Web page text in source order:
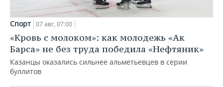
Спорт 07 авг, 07:00
«Кровь с молоком»: как молодежь «Ак
Барса» не без труда победила «Нефтяник»
Казанцы оказались сильнее альметьевцев в серии
буллитов